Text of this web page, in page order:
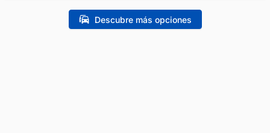
Descubre más opciones